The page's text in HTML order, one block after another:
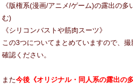
《版権系(漫画/アニメ/ゲーム)の露出の
む)
《シリコンバストや筋肉スーツ》
この3つについてまとめていますので、
確認ください。
また今後《オリジナル・同人系の露出の